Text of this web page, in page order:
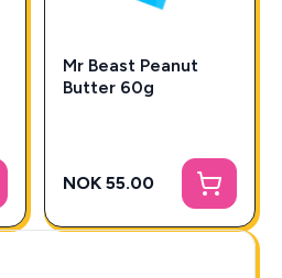
Mr Beast Peanut
Butter 60g
NOK 55.00